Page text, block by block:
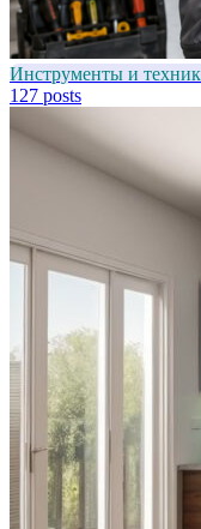
Инструменты и
127 posts